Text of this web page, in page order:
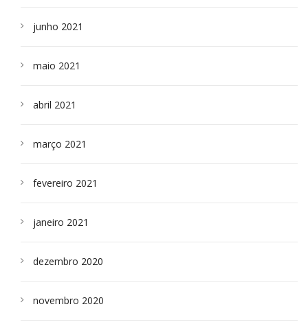
junho 2021
maio 2021
abril 2021
março 2021
fevereiro 2021
janeiro 2021
dezembro 2020
novembro 2020